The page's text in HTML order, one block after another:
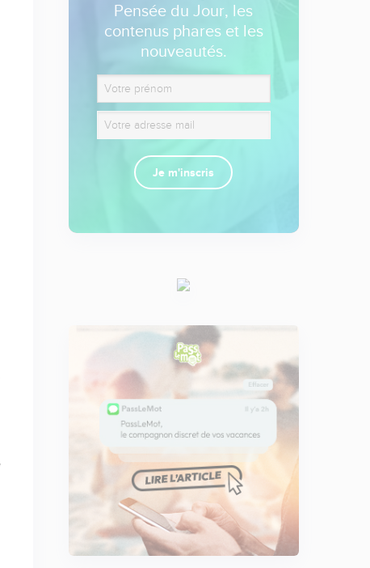
Pensée du Jour, les
contenus phares et les
nouveautés.
Je m'inscris